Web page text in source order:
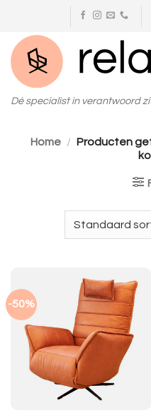
content
Dé specialist in verantwoord
Home /
Producten
-50%